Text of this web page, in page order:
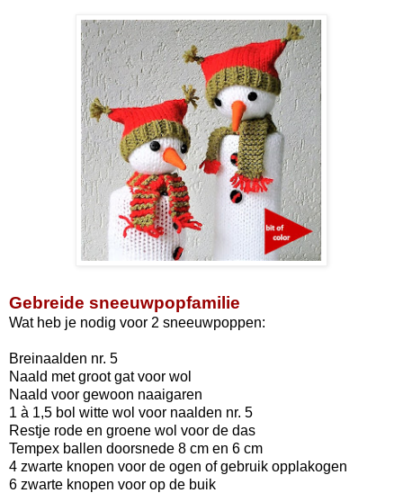
Gebreide sneeuwpopfamilie
Wat heb je nodig voor 2 sneeuwpoppen:
Breinaalden nr. 5
Naald met groot gat voor wol
Naald voor gewoon naaigaren
1 à 1,5 bol witte wol voor naalden nr. 5
Restje rode en groene wol voor de das
Tempex ballen doorsnede 8 cm en 6 cm
4 zwarte knopen voor de ogen of gebruik opplakogen
6 zwarte knopen voor op de buik